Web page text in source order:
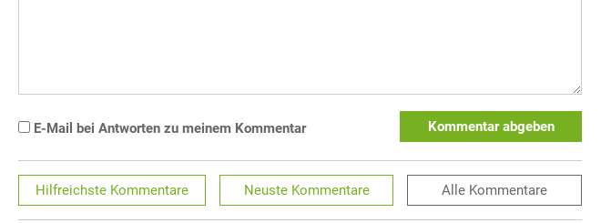
E-Mail bei Antworten zu meinem Kommentar Kommentar abgeben
Hilfreichste Kommentare Neuste Kommentare Alle Kommentare